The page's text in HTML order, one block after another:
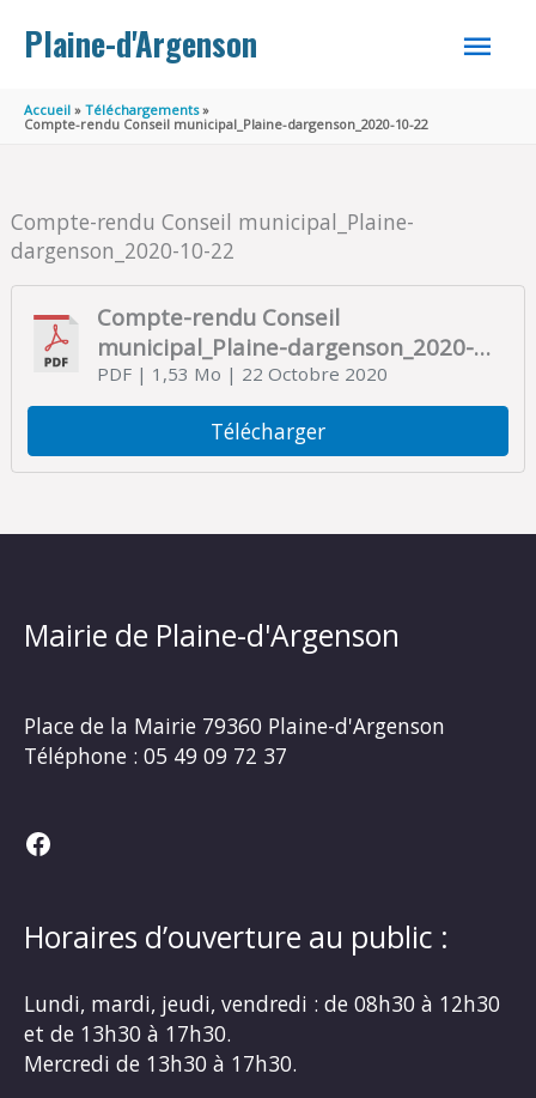
Plaine-d'Argenson
MENU
Accueil
Téléchargements
Compte-rendu Conseil municipal_Plaine-dargenson_2020-10-22
Compte-rendu Conseil municipal_Plaine-
dargenson_2020-10-22
Compte-rendu Conseil
municipal_Plaine-dargenson_2020-
10-22
PDF | 1,53 Mo | 22 Octobre 2020
Télécharger
Mairie de Plaine-d'Argenson
Place de la Mairie 79360 Plaine-d'Argenson
Téléphone : 05 49 09 72 37
Facebook
Horaires d’ouverture au public :
Lundi, mardi, jeudi, vendredi : de 08h30 à 12h30
et de 13h30 à 17h30.
Mercredi de 13h30 à 17h30.